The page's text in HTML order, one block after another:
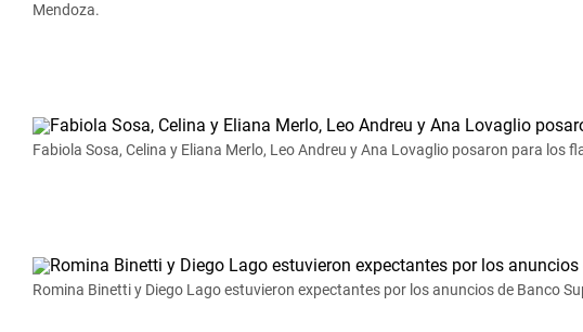
Mendoza.
Fabiola Sosa, Celina y Eliana Merlo, Leo Andreu y Ana Lovaglio posaron para los
Romina Binetti y Diego Lago estuvieron expectantes por los anuncios de Banco